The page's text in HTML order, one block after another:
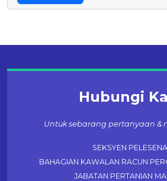
Hubungi
Untuk sebarang pertanyaan &
SEKSYEN
BAHAGIAN KAWALAN RACUN
JABATAN PERTANIAN